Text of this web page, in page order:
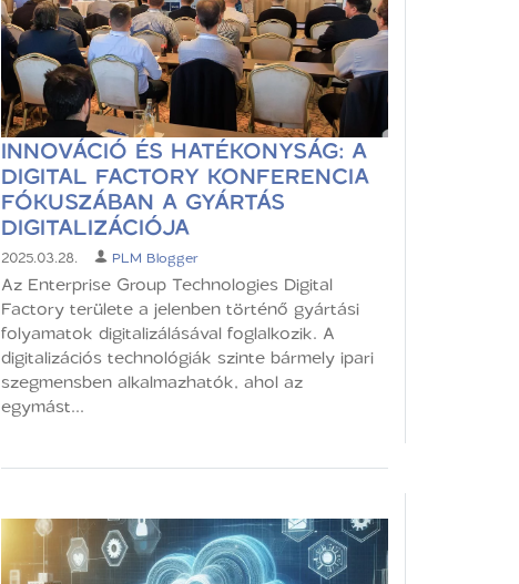
INNOVÁCIÓ ÉS HATÉKONYSÁG: A
DIGITAL FACTORY KONFERENCIA
FÓKUSZÁBAN A GYÁRTÁS
DIGITALIZÁCIÓJA
2025.03.28. PLM Blogger
Az Enterprise Group Technologies Digital
Factory területe a jelenben történő gyártási
folyamatok digitalizálásával foglalkozik. A
digitalizációs technológiák szinte bármely ipari
szegmensben alkalmazhatók, ahol az
egymást...